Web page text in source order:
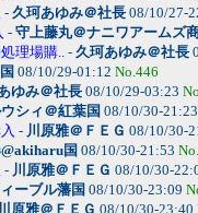
- 久珂あゆみ＠社長 08/10/27-
- 守上藤丸＠ナニワアームズ
理場購.. - 久珂あゆみ＠社長
08/10/29-01:12 No.446
ゆみ＠社長 08/10/29-03:23
シィ＠紅葉国 08/10/30-
- 川原雅＠ＦＥＧ 08/10/30-
国 08/10/30-21:53
- 川原雅＠ＦＥＧ 08/10/30-
ーブル藩国 08/10/30-23:09
川原雅＠ＦＥＧ 08/10/30-23:40